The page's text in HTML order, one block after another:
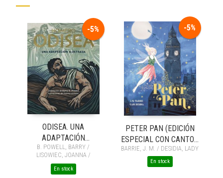
-5%
ODISEA. UNA
ADAPTACIÓN
ILUSTRADA
B. POWELL, BARRY /
LISOWIEC, JOANNA /
HOMERO, HOMERO
En stock
-5%
PETER PAN (EDICIÓN
ESPECIAL CON CANTOS
TINTADOS)
BARRIE, J. M. / DESIDIA, LADY
En stock